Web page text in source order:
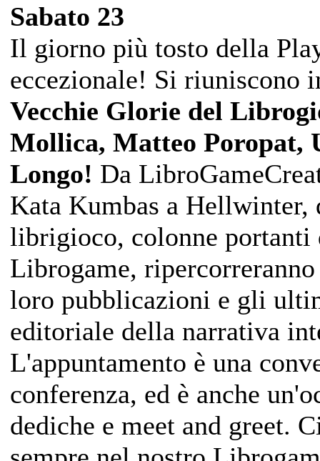
Sabato 23
Il giorno più tosto della
eccezionale! Si
Vecchie Glorie del
Mollica, Matteo Poropat,
Longo! Da
Kata Kumbas a
librigioco, colonne
Librogame,
loro pubblicazioni e gli
editoriale della narrativa
L'appuntamento è una
conferenza, ed è anche
dediche e meet and greet.